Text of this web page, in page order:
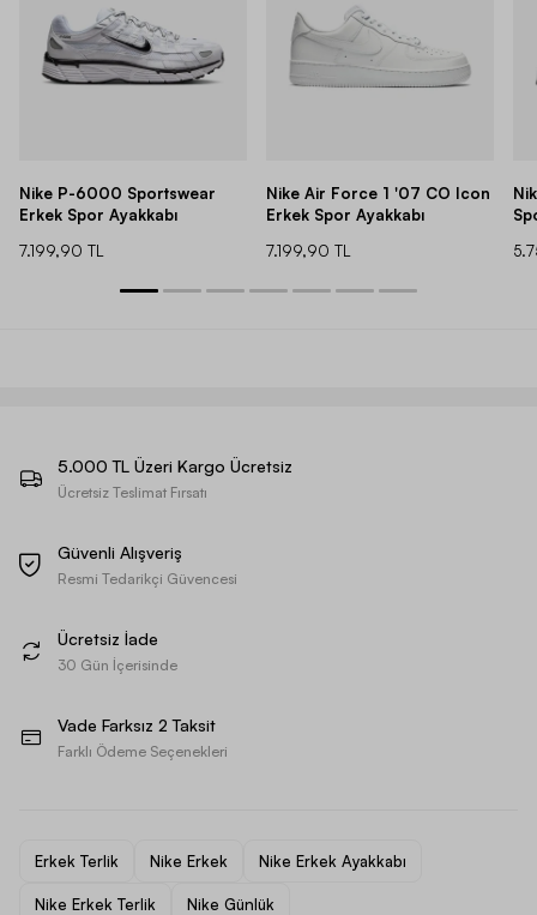
Nike P-6000 Sportswear
Erkek Spor Ayakkabı
7.199,90 TL
Nike Air Force 1 '07 CO Icon
Erkek Spor Ayakkabı
7.199,90 TL
5.000 TL Üzeri Kargo Ücretsiz
Ücretsiz Teslimat Fırsatı
Güvenli Alışveriş
Resmi Tedarikçi Güvencesi
Ücretsiz İade
30 Gün İçerisinde
Vade Farksız 2 Taksit
Farklı Ödeme Seçenekleri
Erkek Terlik Nike Erkek Nike Erkek Ayakkabı
Nike Erkek Terlik Nike Günlük